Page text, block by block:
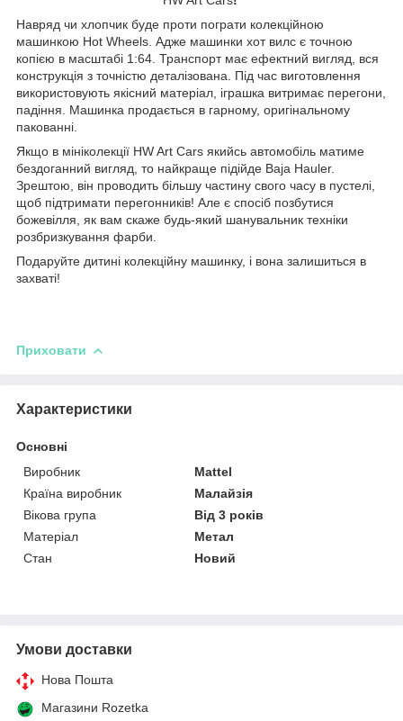
Навряд чи хлопчик буде проти пограти колекційною
машинкою Hot Wheels. Адже машинки хот вилс є точною
копією в масштабі 1:64. Транспорт має ефектний вигляд, вся
конструкція з точністю деталізована. Під час виготовлення
використовують якісний матеріал, іграшка витримає перегони,
падіння. Машинка продається в гарному, оригінальному
пакованні.
Якщо в мініколекції HW Art Cars якийсь автомобіль матиме
бездоганний вигляд, то найкраще підійде Baja Hauler.
Зрештою, він проводить більшу частину свого часу в пустелі,
щоб підтримати перегонників! Але є спосіб позбутися
божевілля, як вам скаже будь-який шанувальник техніки
розбризкування фарби.
Подаруйте дитині колекційну машинку, і вона залишиться в
захваті!
Приховати
Характеристики
Основні
Виробник
Mattel
Країна виробник
Малайзія
Вікова група
Від 3 років
Матеріал
Метал
Стан
Новий
Умови доставки
Нова Пошта
Магазини Rozetka